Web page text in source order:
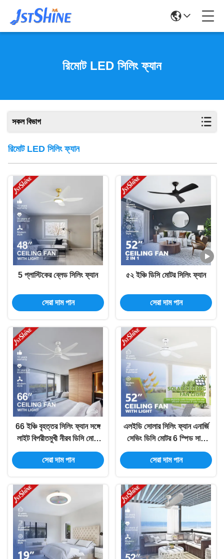
রিমোট LED সিলিং ফ্যান
সকল বিভাগ
রিমোট LED সিলিং ফ্যান
5 প্লাস্টিকের ব্লেড সিলিং ফ্যান
সেরা দাম পান
৫২ ইঞ্চি ডিসি মোটর সিলিং ফ্যান
সেরা দাম পান
66 ইঞ্চি বৃহত্তর সিলিং ফ্যান সঙ্গে
লাইট বিপরীতমুখী নীরব ডিসি মোটর
aBS ব্লেড
সেরা দাম পান
এলইডি সোলার সিলিং ফ্যান এনার্জি
সেভিং ডিসি মোটর 6 স্পিড সাদা
এমডিএফ ব্লেড
সেরা দাম পান